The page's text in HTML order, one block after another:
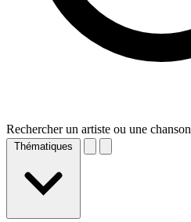
Rechercher un artiste ou une chanson
Thématiques